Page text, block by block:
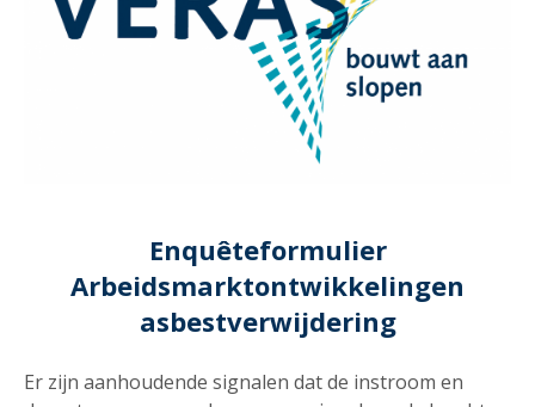
Enquêteformulier
Arbeidsmarktontwikkelingen
asbestverwijdering
Er zijn aanhoudende signalen dat de instroom en